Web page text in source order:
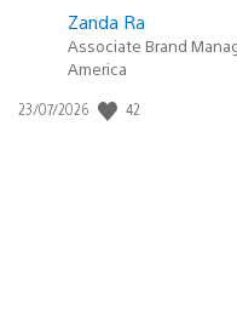
Zanda Ra
Associate Brand
America
Data
23/07/2026 42